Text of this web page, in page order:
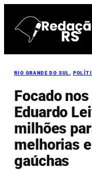
para
RIO GRANDE DO SUL ,
Focado
Eduardo
milhões
melhorias
gaúchas